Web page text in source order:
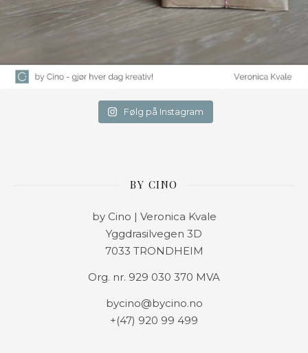
Følg på Instagram
BY CINO
by Cino | Veronica Kvale
Yggdrasilvegen 3D
7033 TRONDHEIM
Org. nr. 929 030 370 MVA
bycino@bycino.no
+(47) 920 99 499